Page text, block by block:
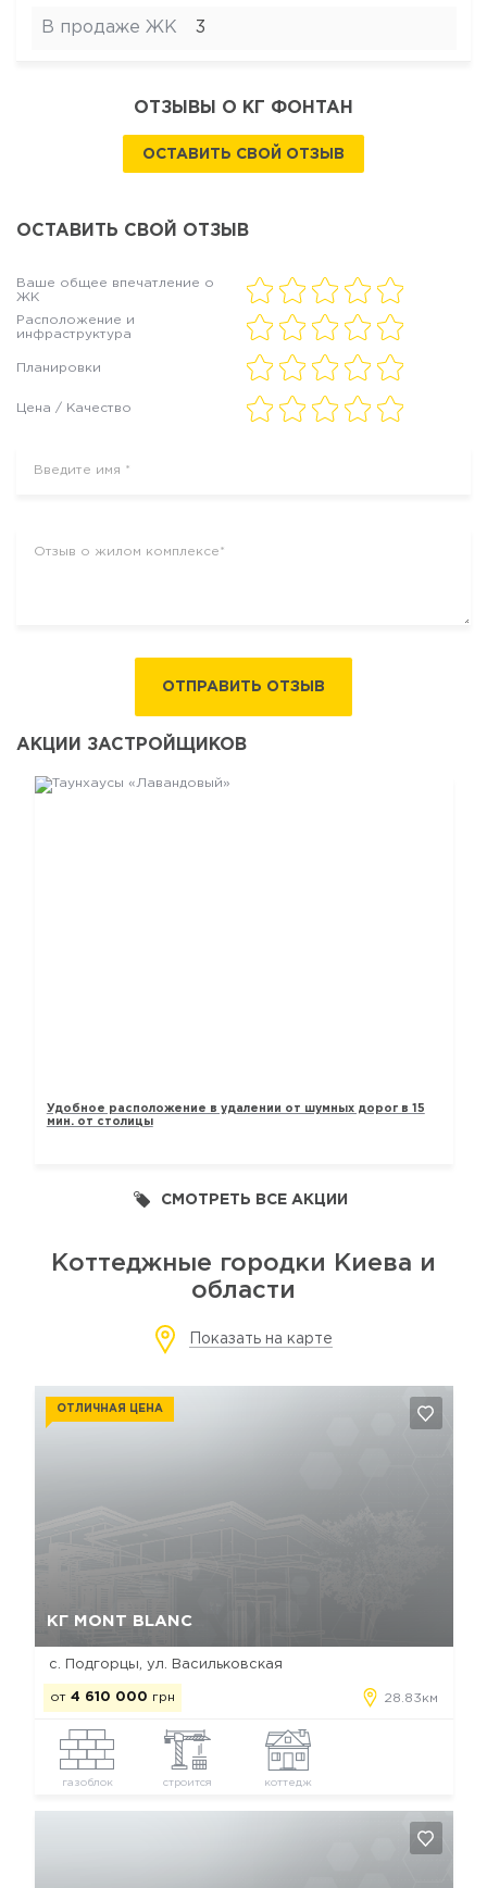
В продаже ЖК 3
ОТЗЫВЫ О КГ ФОНТАН
ОСТАВИТЬ СВОЙ ОТЗЫВ
ОСТАВИТЬ СВОЙ ОТЗЫВ
Ваше общее впечатление о
ЖК
Расположение и
инфраструктура
Планировки
Цена / Качество
ОТПРАВИТЬ ОТЗЫВ
АКЦИИ ЗАСТРОЙЩИКОВ
Удобное расположение в удалении от шумных дорог в 15
мин. от столицы
СМОТРЕТЬ ВСЕ АКЦИИ
Коттеджные городки Киева и
области
Показать на карте
КГ MONT BLANC
ОТЛИЧНАЯ ЦЕНА
с. Подгорцы, ул. Васильковская
от 4 610 000 грн 28.83км
газоблок строится коттедж